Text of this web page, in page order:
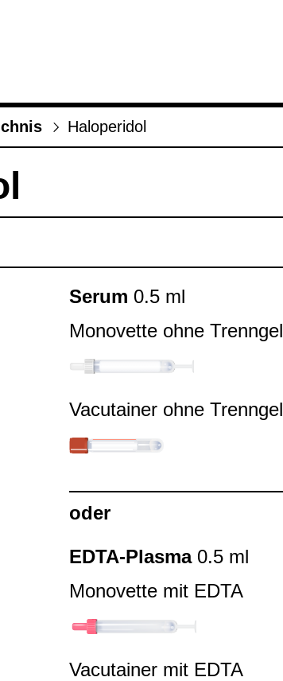
Hal­oper­idol
Serum 0.5 ml
Mono­vette ohne Trenn­gel
Vacu­tai­ner ohne Trenn­gel
oder
EDTA-​Plasma0.5 ml
Mono­vette mit EDTA
Vacu­tai­ner mit EDTA